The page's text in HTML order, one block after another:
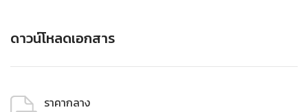
ดาวน์โหลดเอกสาร
ราคากลาง